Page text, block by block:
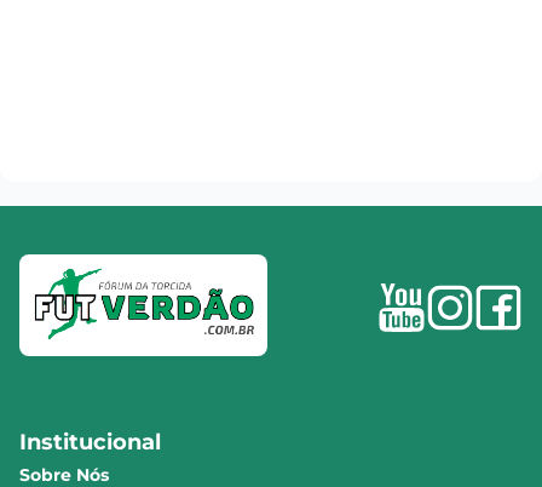
Institucional
Sobre Nós